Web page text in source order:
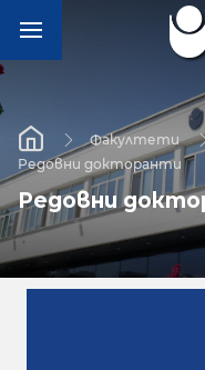
Факултети
Редовни докторанти
Редовни